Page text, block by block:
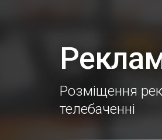
Розміщення
телебаченні